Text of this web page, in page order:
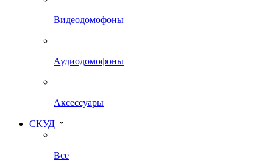
Видеодомофоны
Аудиодомофоны
Аксессуары
СКУД
Все